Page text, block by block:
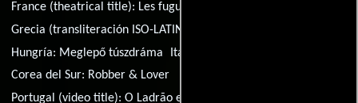
France (theatrical title): Les fugueurs
Grecia (transliteración ISO-LATIN-1):
Hungría: Meglepő túszdráma Italia:
Corea del Sur: Robber & Lover
Portugal (video title):O Ladrão e a Refém